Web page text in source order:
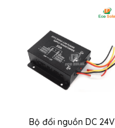
Bộ đổi nguồn DC 24V